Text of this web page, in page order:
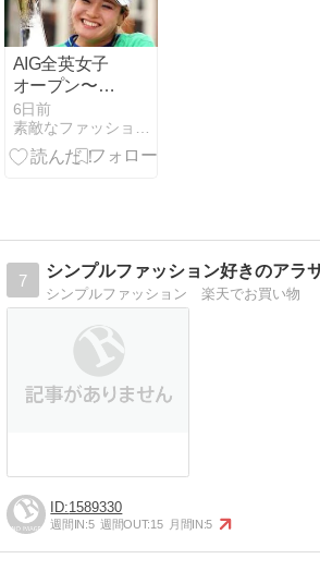
に・・・（＞
＜；）
AIG全英女子
オープン〜桑
木志帆ちゃん
いきなりメジ
ャー初制
6日前
7
シンプルファッション 楽天でお買い物
1589330
週間IN:5 週間OUT:15 月間IN:5